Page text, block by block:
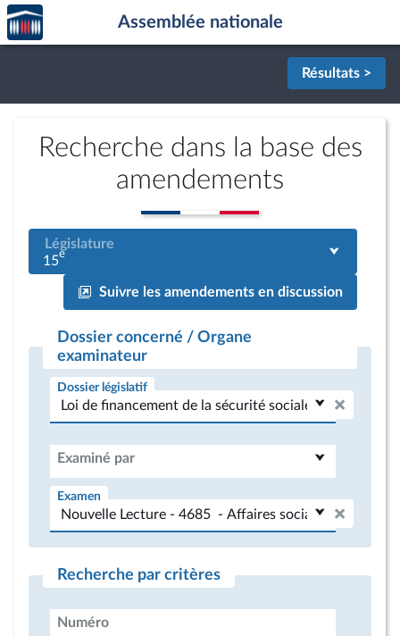
Aller au contenu
Aller en bas de la page
Accèder
à la
page
Assemblée nationale
Résultats >
Recherche dans la base des
amendements
Législature
15e
Suivre les amendements en discussion
Dossier concerné / Organe
examinateur
Dossier législatif
Examiné par
Examen
Recherche par critères
Numéro